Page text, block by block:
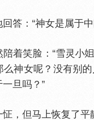
：“神女是属于中
着笑脸：“雪灵小
么神女呢？没有别
旦吗？”
但马上恢复了平